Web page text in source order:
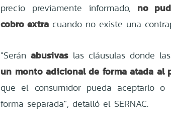
precio previamente informado, no
cobro extra cuando no existe una
"Seránabusivaslas cláusulas donde
un monto adicional de forma atada
que el consumidor pueda aceptarlo o
forma separada", detalló el SERNAC.